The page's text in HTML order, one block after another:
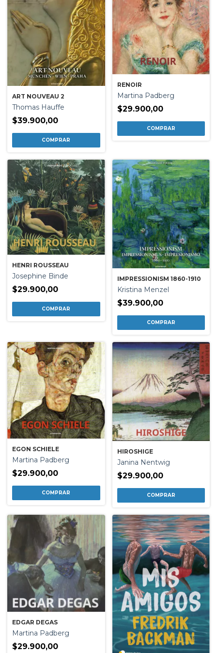
ART NOUVEAU 2
Thomas Hauffe
$39.900,00
RENOIR
Martina Padberg
$29.900,00
HENRI ROUSSEAU
Josephine Binde
$29.900,00
IMPRESSIONISM 1860-1910
Kristina Menzel
$39.900,00
EGON SCHIELE
Martina Padberg
$29.900,00
HIROSHIGE
Janina Nentwig
$29.900,00
EDGAR DEGAS
Martina Padberg
$29.900,00